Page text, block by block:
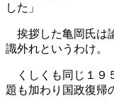
した」
挨拶した亀岡氏は
識外れというわけ。
くしくも同じ１９
題も加わり国政復帰